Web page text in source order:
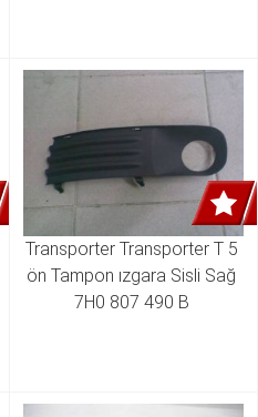
Transporter Transporter T 5
ön Tampon ızgara Sisli Sağ
7H0 807 490 B